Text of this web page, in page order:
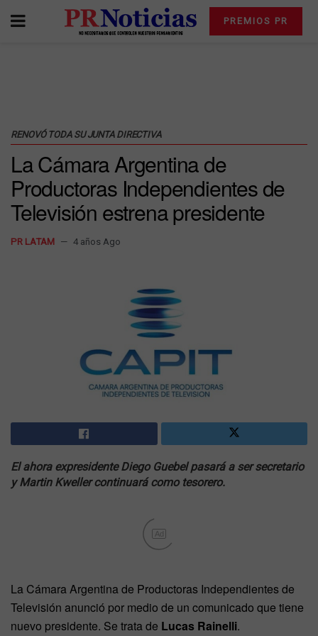
PREMIOS PR
RENOVÓ TODA SU JUNTA DIRECTIVA
La Cámara Argentina de
Productoras Independientes de
Televisión estrena presidente
PR LATAM 4 años Ago
El ahora expresidente Diego Guebel pasará a ser secretario
y Martin Kweller continuará como tesorero.
Ad
La Cámara Argentina de Productoras Independientes de
Televisión anunció por medio de un comunicado que tiene
nuevo presidente. Se trata de Lucas Rainelli.